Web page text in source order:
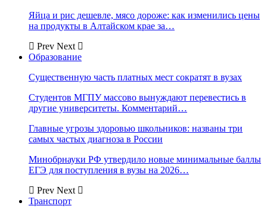
Яйца и рис дешевле, мясо дороже: как изменились цены
на продукты в Алтайском крае за…
Prev Next
Образование
Существенную часть платных мест сократят в вузах
Студентов МГПУ массово вынуждают перевестись в
другие университеты. Комментарий…
Главные угрозы здоровью школьников: названы три
самых частых диагноза в России
Минобрнауки РФ утвердило новые минимальные баллы
ЕГЭ для поступления в вузы на 2026…
Prev Next
Транспорт